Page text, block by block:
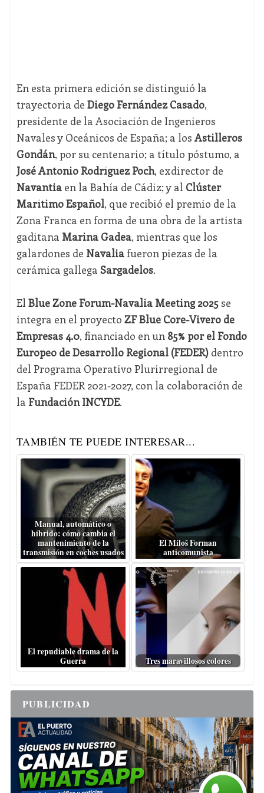
En esta primera edición se distinguió la
trayectoria de Diego Fernández Casado,
presidente de la Asociación de Ingenieros
Navales y Oceánicos de España; a los Astilleros
Gondán, por su centenario; a título póstumo, a
José Antonio Rodríguez Poch, exdirector de
Navantiaen la Bahía de Cádiz; y al Clúster
Marítimo Español, que recibió el premio de la
Zona Franca en forma de una obra de la artista
gaditana Marina Gadea, mientras que los
galardones de Navaliafueron piezas de la
cerámica gallega Sargadelos.
El Blue Zone Forum-Navalia Meeting 2025se
integra en el proyecto ZF Blue Core-Vivero de
Empresas 4.0, financiado en un 85% por el Fondo
Europeo de Desarrollo Regional (FEDER)dentro
del Programa Operativo Plurirregional de
España FEDER 2021-2027, con la colaboración de
la Fundación INCYDE.
TAMBIÉN TE PUEDE INTERESAR...
Manual, automático o
híbrido: cómo cambia el
mantenimiento de la
transmisión en coches usados
El Miloš Forman
anticomunista
El repudiable drama de la
Guerra
Tres maravillosos colores
PUBLICIDAD